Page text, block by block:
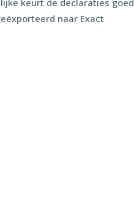
keurt de declaraties goed
naar Exact